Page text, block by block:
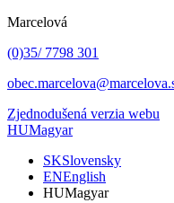
Marcelová
(0)35/ 7798 301
Zjednodušená verzia webu
HUMagyar
SKSlovensky
ENEnglish
HUMagyar